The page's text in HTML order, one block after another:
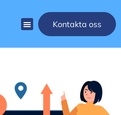
Kontakta oss